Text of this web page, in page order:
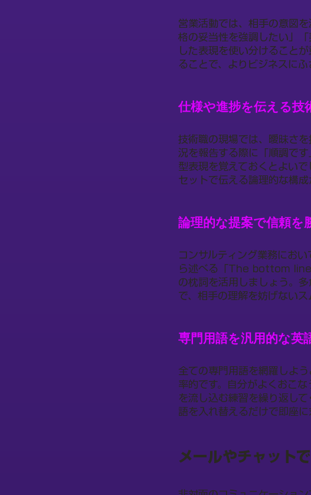
営業活動では、相手の意図
格の妥当性を強調したい」
した表現を使い分けること
ることで、よりビジネスにふ
仕様や進捗を伝える技
技術職の現場では、曖昧さ
況を報告する際に「順調で
型表現を覚えておくとよい
セットで伝える論理的な構成
論理的な提案で信頼を
コンサルティング業務にお
ら述べる「The bottom
の枕詞を活用しましょう。
で、相手の理解を妨げないス
専門用語を汎用的な英
全ての専門用語を網羅しよ
率的です。自分がよくおこ
を流し込む練習を繰り返し
語を入れ替えるだけで即座に
メールやチャット